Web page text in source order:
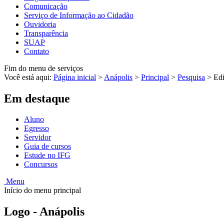
Comunicação
Serviço de Informação ao Cidadão
Ouvidoria
Transparência
SUAP
Contato
Fim do menu de serviços
Você está aqui: Página inicial > Anápolis > Principal > Pesquisa >
Em destaque
Aluno
Egresso
Servidor
Guia de cursos
Estude no IFG
Concursos
Menu
Início do menu principal
Logo - Anápolis